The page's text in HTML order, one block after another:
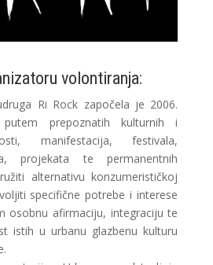
volontiranja:
Ri Rock započela je 2006.
prepoznatih kulturnih i
manifestacija, festivala,
projekata te permanentnih
alternativu konzumerističkoj
specifične potrebe i interese
osobnu afirmaciju, integraciju te
istih u urbanu glazbenu kulturu